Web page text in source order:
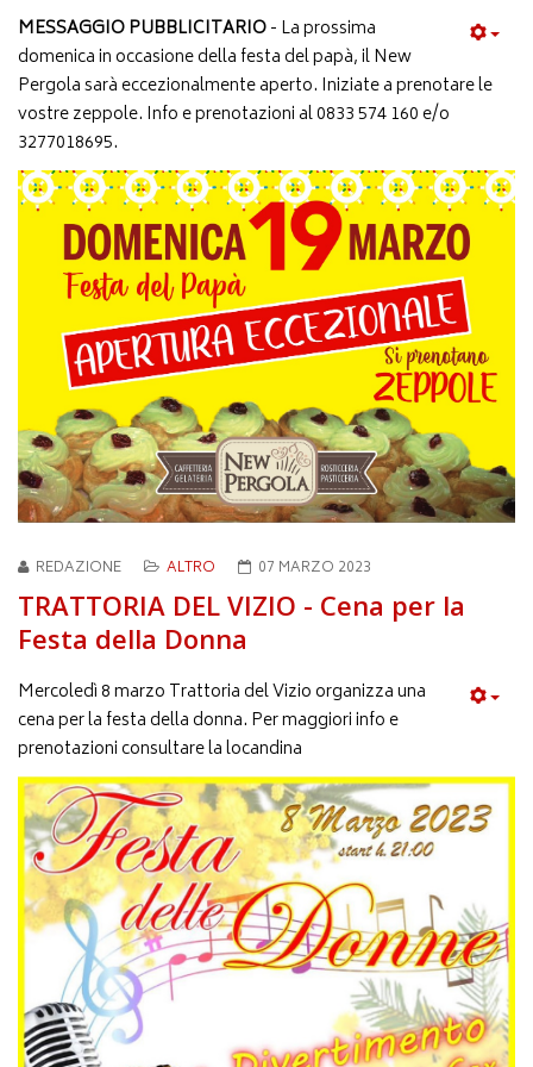
MESSAGGIO PUBBLICITARIO- La prossima
domenica in occasione della festa del papà, il New
Pergola sarà eccezionalmente aperto. Iniziate a prenotare le
vostre zeppole. Info e prenotazioni al 0833 574 160 e/o
3277018695.
REDAZIONE ALTRO 07 MARZO 2023
TRATTORIA DEL VIZIO - Cena per la
Festa della Donna
Mercoledì 8 marzo Trattoria del Vizio organizza una
cena per la festa della donna. Per maggiori info e
prenotazioni consultare la locandina